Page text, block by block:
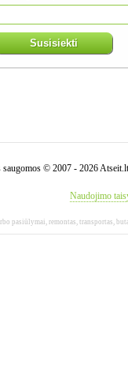
Susisiekti
saugomos © 2007 - 2026
Naudojimo
pasiūlymai, remontas , transportas ,